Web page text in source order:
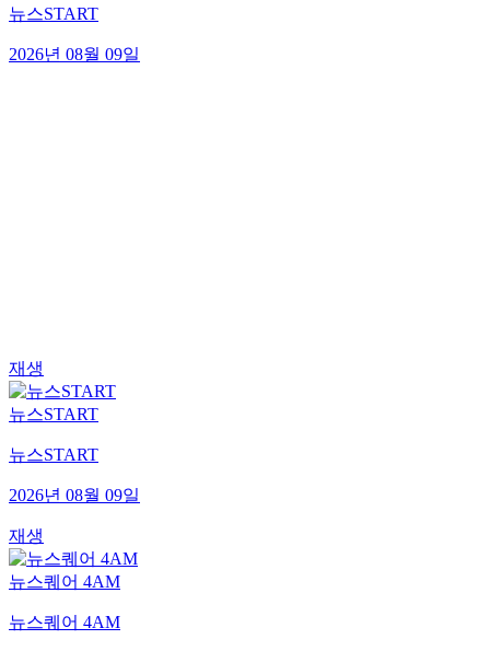
뉴스START
2026년 08월 09일
재생
뉴스START
뉴스START
2026년 08월 09일
재생
뉴스퀘어 4AM
뉴스퀘어 4AM